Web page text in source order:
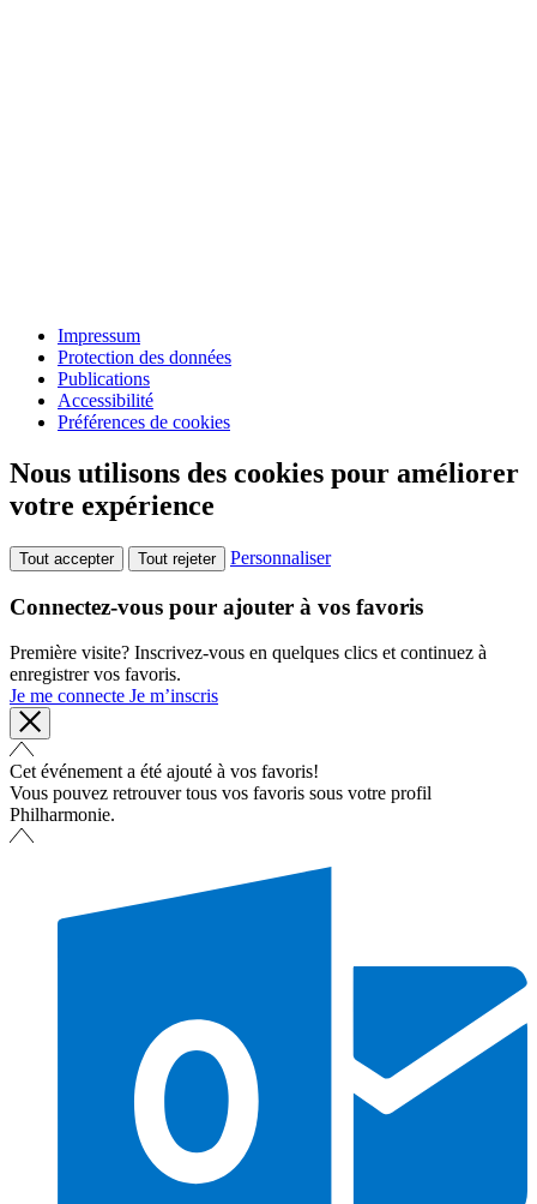
Impressum
Protection des données
Publications
Accessibilité
Préférences de cookies
Nous utilisons des cookies pour améliorer
votre expérience
Tout accepter Tout rejeter Personnaliser
Connectez-vous pour ajouter à vos favoris
Première visite? Inscrivez-vous en quelques clics et continuez à
enregistrer vos favoris.
Je me connecte Je m’inscris
Cet événement a été ajouté à vos favoris!
Vous pouvez retrouver tous vos favoris sous votre profil
Philharmonie.